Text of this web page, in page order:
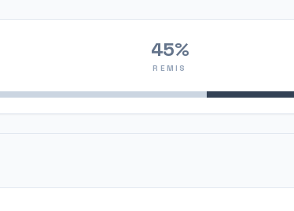
45%
REMIS